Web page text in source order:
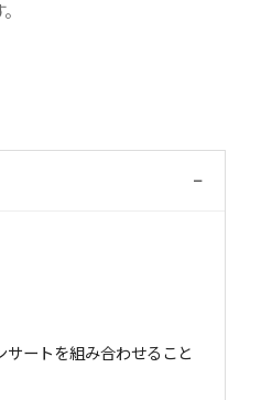
−
ートを組み合わせること